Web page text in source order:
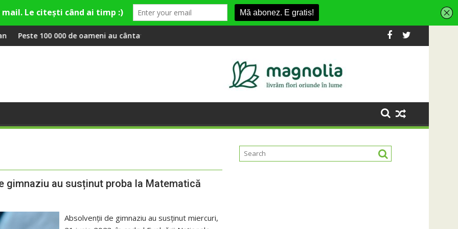
Rose și comercianți români parteneri, în premieră la Fashion Village
au cântat, la Untold, împreună cu StingRIVUS transformă fosta platformă Carbochim într-un nou centru cultural și de divertisment
Când luna devine o întrebare
gimnaziu au susținut proba la Matematică
Absolvenții de gimnaziu au susținut miercuri,